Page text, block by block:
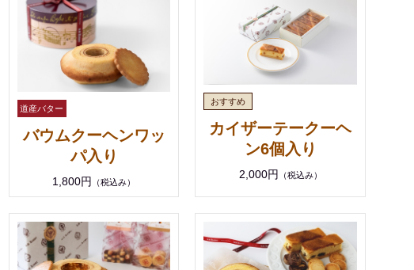
バウムクーヘンワッ
パ入り
1,800円 （税込み）
カイザーテークーヘ
ン6個入り
2,000円 （税込み）